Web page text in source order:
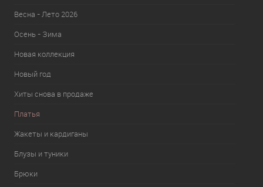
Весна - Лето 2026
Осень - Зима
Новая коллекция
Новый год
Хиты снова в продаже
Платья
Жакеты и кардиганы
Блузы и туники
Брюки